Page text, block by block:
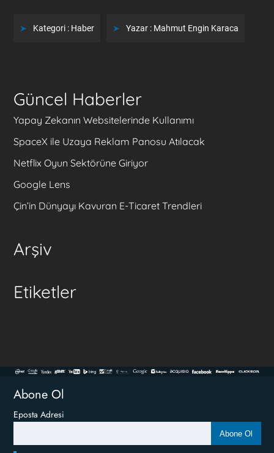
Kategori : Haber Yazar : Mahmut Engin Karaca
Güncel Haberler
Yapay Zekanın Websitelerinde Kullanımı
SpaceX ile Uzaya Reklam Panosu Atılacak
Netflix Oyun Sektörüne Giriyor
Google Lens
Çin’in Dünyayı Kavuran E-Ticaret Trendleri
Arşiv
Etiketler
Abone Ol
Eposta Adresi
Abone Ol